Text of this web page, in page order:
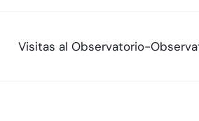
Visitas al Observatorio-